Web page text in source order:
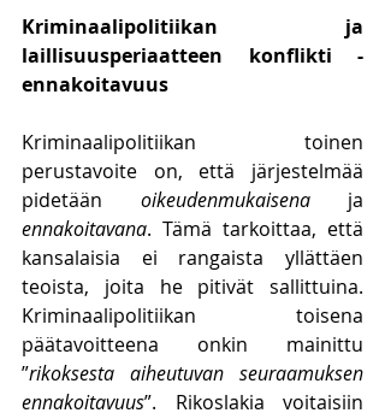
Kriminaalipolitiikan ja
laillisuusperiaatteen konflikti -
ennakoitavuus
Kriminaalipolitiikan toinen
perustavoite on, että järjestelmää
pidetään oikeudenmukaisena
ennakoitavana. Tämä tarkoittaa, että
kansalaisia ei rangaista yllättäen
teoista, joita he pitivät sallittuina.
Kriminaalipolitiikan toisena
päätavoitteena onkin mainittu
”rikoksesta aiheutuvan seuraamuksen
ennakoitavuus”. Rikoslakia voitaisiin